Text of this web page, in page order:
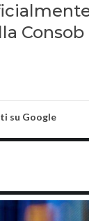
su Google